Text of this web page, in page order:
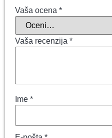
Vaša ocena *
Vaša recenzija *
Ime *